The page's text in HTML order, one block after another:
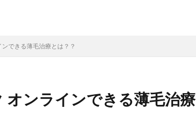
できる薄毛治療とは？？
ンラインできる薄毛治療